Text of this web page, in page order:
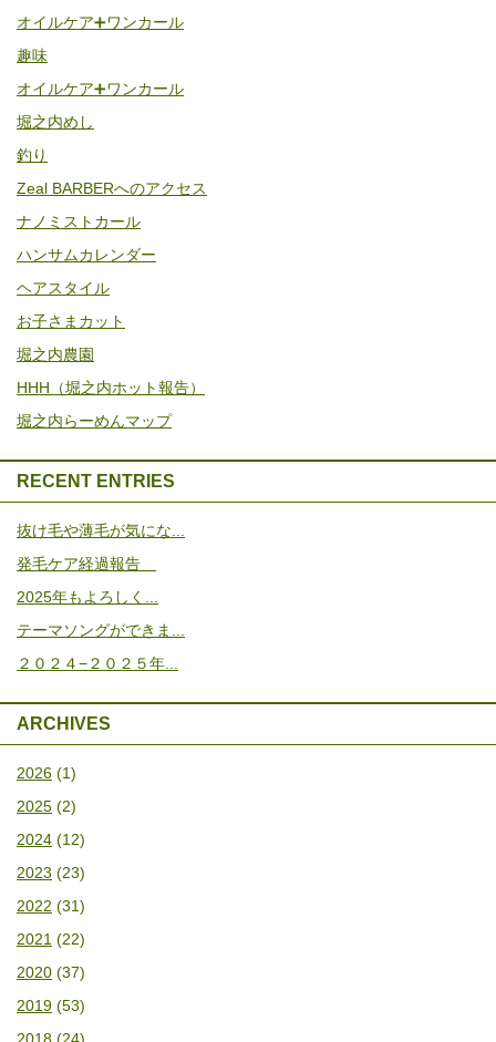
オイルケア➕ワンカール
趣味
オイルケア➕ワンカール
堀之内めし
釣り
Zeal BARBERへのアクセス
ナノミストカール
ハンサムカレンダー
ヘアスタイル
お子さまカット
堀之内農園
HHH（堀之内ホット報告）
堀之内らーめんマップ
RECENT ENTRIES
抜け毛や薄毛が気にな...
発毛ケア経過報告
2025年もよろしく...
テーマソングができま...
２０２４−２０２５年...
ARCHIVES
2026 (1)
2025 (2)
2024 (12)
2023 (23)
2022 (31)
2021 (22)
2020 (37)
2019 (53)
2018 (24)